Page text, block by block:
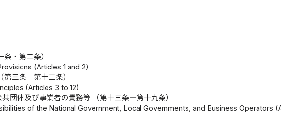
・第二条）
(Articles 1 and 2)
三条―第十二条）
(Articles 3 to 12)
団体及び事業者の責務等 （第十三条―第十九条）
of the National Government, Local Governments, and Business Operators